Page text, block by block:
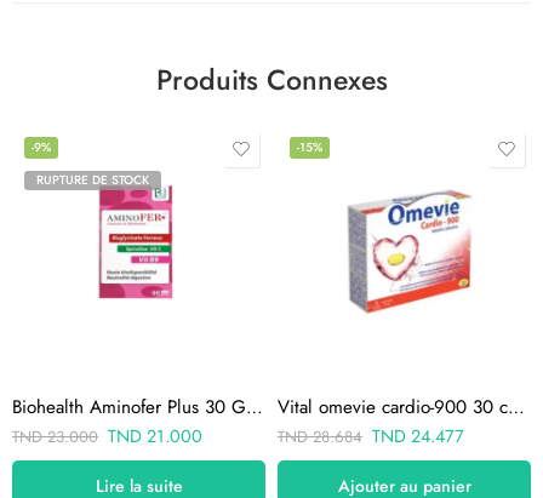
Produits Connexes
-9%
RUPTURE DE STOCK
Biohealth Aminofer Plus 30 Gélules
TND23.000 TND21.000
Lire la suite
-15%
Vital omevie cardio-900 30 capsules
TND28.684 TND24.477
Ajouter au panier